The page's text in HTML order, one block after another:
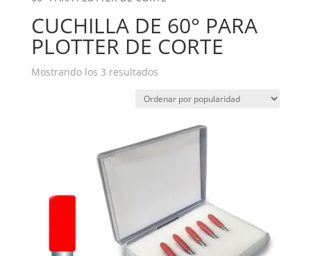
CUCHILLA DE 60° PARA
PLOTTER DE CORTE
Mostrando los 3 resultadosOrdenado
popularidad